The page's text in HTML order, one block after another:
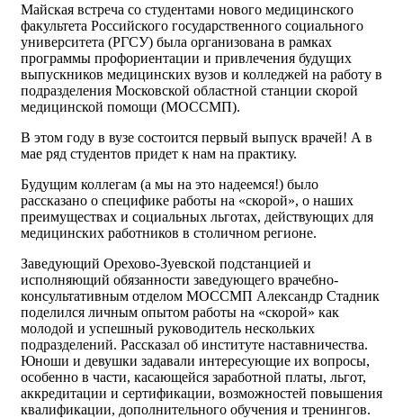
Майская встреча со студентами нового медицинского
факультета Российского государственного социального
университета (РГСУ) была организована в рамках
программы профориентации и привлечения будущих
выпускников медицинских вузов и колледжей на работу в
подразделения Московской областной станции скорой
медицинской помощи (МОССМП).
В этом году в вузе состоится первый выпуск врачей! А в
мае ряд студентов придет к нам на практику.
Будущим коллегам (а мы на это надеемся!) было
рассказано о специфике работы на «скорой», о наших
преимуществах и социальных льготах, действующих для
медицинских работников в столичном регионе.
Заведующий Орехово-Зуевской подстанцией и
исполняющий обязанности заведующего врачебно-
консультативным отделом МОССМП Александр Стадник
поделился личным опытом работы на «скорой» как
молодой и успешный руководитель нескольких
подразделений. Рассказал об институте наставничества.
Юноши и девушки задавали интересующие их вопросы,
особенно в части, касающейся заработной платы, льгот,
аккредитации и сертификации, возможностей повышения
квалификации, дополнительного обучения и тренингов.